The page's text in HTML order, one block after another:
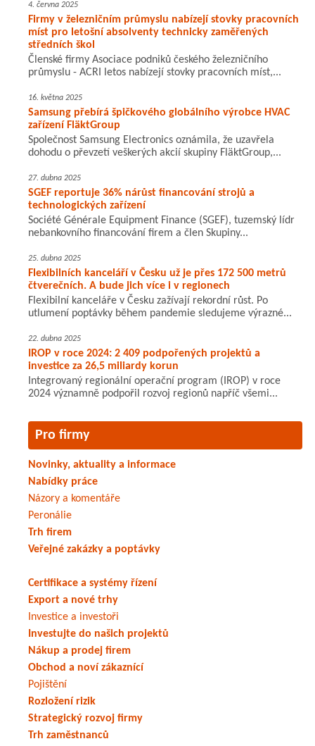
4. června 2025
Firmy v železničním průmyslu nabízejí stovky pracovních
míst pro letošní absolventy technicky zaměřených
středních škol
Členské firmy Asociace podniků českého železničního
průmyslu - ACRI letos nabízejí stovky pracovních míst,...
16. května 2025
Samsung přebírá špičkového globálního výrobce HVAC
zařízení FläktGroup
Společnost Samsung Electronics oznámila, že uzavřela
dohodu o převzetí veškerých akcií skupiny FläktGroup,...
27. dubna 2025
SGEF reportuje 36% nárůst financování strojů a
technologických zařízení
Société Générale Equipment Finance (SGEF), tuzemský lídr
nebankovního financování firem a člen Skupiny...
25. dubna 2025
Flexibilních kanceláří v Česku už je přes 172 500 metrů
čtverečních. A bude jich více i v regionech
Flexibilní kanceláře v Česku zažívají rekordní růst. Po
utlumení poptávky během pandemie sledujeme výrazné...
22. dubna 2025
IROP v roce 2024: 2 409 podpořených projektů a
investice za 26,5 miliardy korun
Integrovaný regionální operační program (IROP) v roce
2024 významně podpořil rozvoj regionů napříč všemi...
Pro firmy
Novinky, aktuality a informace
Nabídky práce
Názory a komentáře
Peronálie
Trh firem
Veřejné zakázky a poptávky
Certifikace a systémy řízení
Export a nové trhy
Investice a investoři
Investujte do našich projektů
Nákup a prodej firem
Obchod a noví zákaznící
Pojištění
Rozložení rizik
Strategický rozvoj firmy
Trh zaměstnanců